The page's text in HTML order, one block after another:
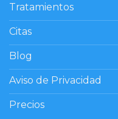
Tratamientos
Citas
Blog
Aviso de Privacidad
Precios